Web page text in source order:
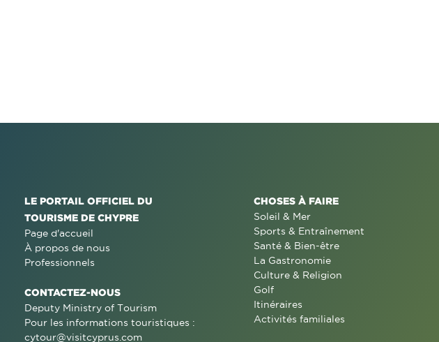
LE PORTAIL OFFICIEL DU
TOURISME DE CHYPRE
Page d'accueil
À propos de nous
Professionnels
CONTACTEZ-NOUS
Deputy Ministry of Tourism
Pour les informations touristiques :
cytour@visitcyprus.com
CHOSES À FAIRE
Soleil & Mer
Sports & Entraînement
Santé & Bien-être
La Gastronomie
Culture & Religion
Golf
Itinéraires
Activités familiales